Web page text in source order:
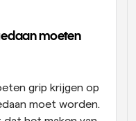
moeten
grip krijgen op
moet worden.